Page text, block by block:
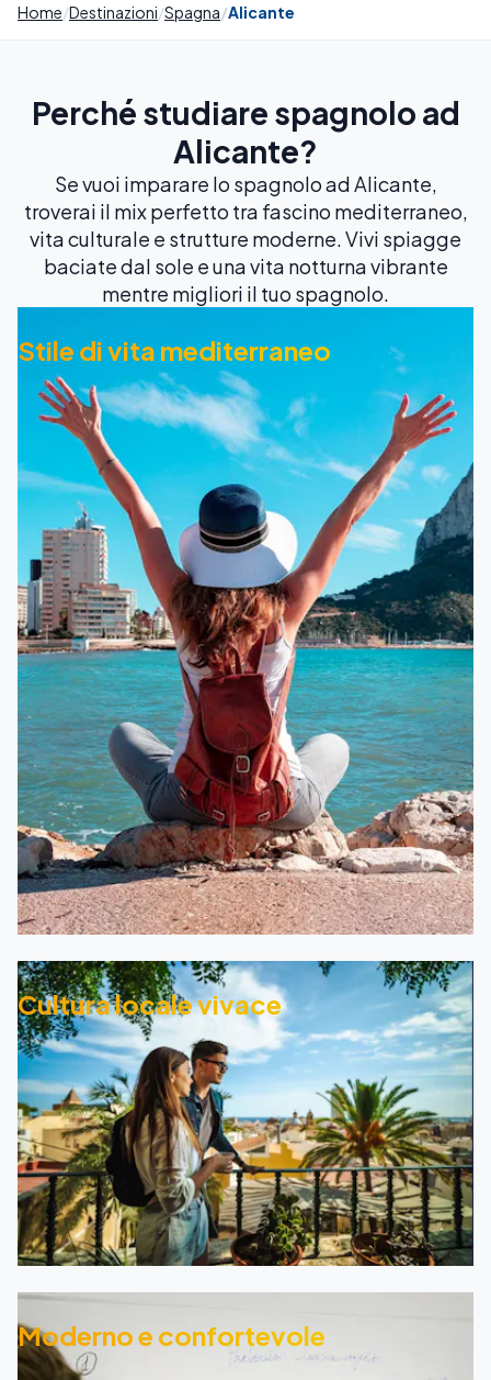
Home Destinazioni Spagna Alicante
Perché studiare spagnolo ad
Alicante?
Se vuoi imparare lo spagnolo ad Alicante,
troverai il mix perfetto tra fascino mediterraneo,
vita culturale e strutture moderne. Vivi spiagge
baciate dal sole e una vita notturna vibrante
mentre migliori il tuo spagnolo.
Stile di vita mediterraneo
Cultura locale vivace
Moderno e confortevole